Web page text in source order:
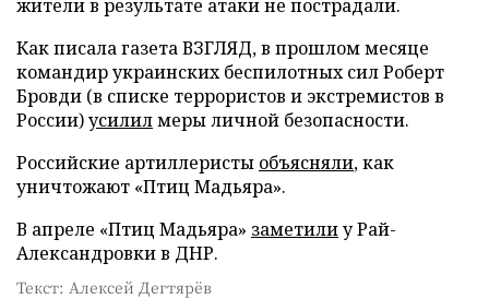
жители в результате атаки не пострадали.
Как писала газета ВЗГЛЯД, в прошлом месяце
командир украинских беспилотных сил Роберт
Бровди (в списке террористов и экстремистов в
России)усилилмеры личной безопасности.
Российские артиллеристы объясняли, как
уничтожают «Птиц Мадьяра».
В апреле «Птиц Мадьяра» заметилиу Рай-
Александровки в ДНР.
Текст: Алексей Дегтярёв